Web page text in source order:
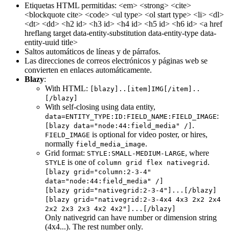
Etiquetas HTML permitidas: <em> <strong> <cite>
<blockquote cite> <code> <ul type> <ol start type> <li> <dl>
<dt> <dd> <h2 id> <h3 id> <h4 id> <h5 id> <h6 id> <a href
hreflang target data-entity-substitution data-entity-type data-
entity-uuid title>
Saltos automáticos de líneas y de párrafos.
Las direcciones de correos electrónicos y páginas web se
convierten en enlaces automáticamente.
Blazy:
With HTML:
[blazy]..[item]IMG[/item]..
[/blazy]
With self-closing using data entity,
data=ENTITY_TYPE:ID:FIELD_NAME:FIELD_IMAGE:
[blazy data="node:44:field_media" /] .
FIELD_IMAGE is optional for video poster, or hires,
normally field_media_image.
Grid format: STYLE:SMALL-MEDIUM-LARGE, where
STYLE is one of column grid flex nativegrid .
[blazy grid="column:2-3-4"
data="node:44:field_media" /]
[blazy grid="nativegrid:2-3-4"]...[/blazy]
[blazy grid="nativegrid:2-3-4x4 4x3 2x2 2x4
2x2 2x3 2x3 4x2 4x2"]...[/blazy]
Only nativegrid can have number or dimension string
(4x4...). The rest number only.